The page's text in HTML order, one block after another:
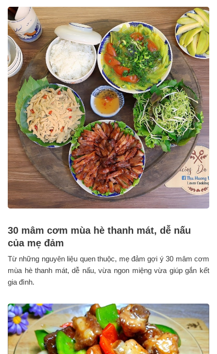
30 mâm cơm mùa hè thanh mát, dễ nấu
của mẹ đảm
Từ những nguyên liệu quen thuộc, mẹ đảm gợi ý 30 mâm cơm
mùa hè thanh mát, dễ nấu, vừa ngon miệng vừa giúp gắn kết
gia đình.